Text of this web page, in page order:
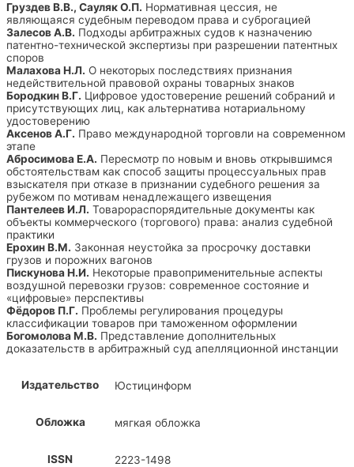
Груздев В.В., Сауляк О.П. Нормативная цессия, не
являющаяся судебным переводом права и суброгацией
Залесов А.В. Подходы арбитражных судов к назначению
патентно-технической экспертизы при разрешении патентных
споров
Малахова Н.Л. О некоторых последствиях признания
недействительной правовой охраны товарных знаков
Бородкин В.Г. Цифровое удостоверение решений собраний и
присутствующих лиц, как альтернатива нотариальному
удостоверению
Аксенов А.Г. Право международной торговли на современном
этапе
Абросимова Е.А. Пересмотр по новым и вновь открывшимся
обстоятельствам как способ защиты процессуальных прав
взыскателя при отказе в признании судебного решения за
рубежом по мотивам ненадлежащего извещения
Пантелеев И.Л. Товарораспорядительные документы как
объекты коммерческого (торгового) права: анализ судебной
практики
Ерохин В.М. Законная неустойка за просрочку доставки
грузов и порожних вагонов
Пискунова Н.И. Некоторые правоприменительные аспекты
воздушной перевозки грузов: современное состояние и
«цифровые» перспективы
Фёдоров П.Г. Проблемы регулирования процедуры
классификации товаров при таможенном оформлении
Богомолова М.В. Представление дополнительных
доказательств в арбитражный суд апелляционной инстанции
Издательство Юстицинформ
Обложка мягкая обложка
ISSN 2223-1498